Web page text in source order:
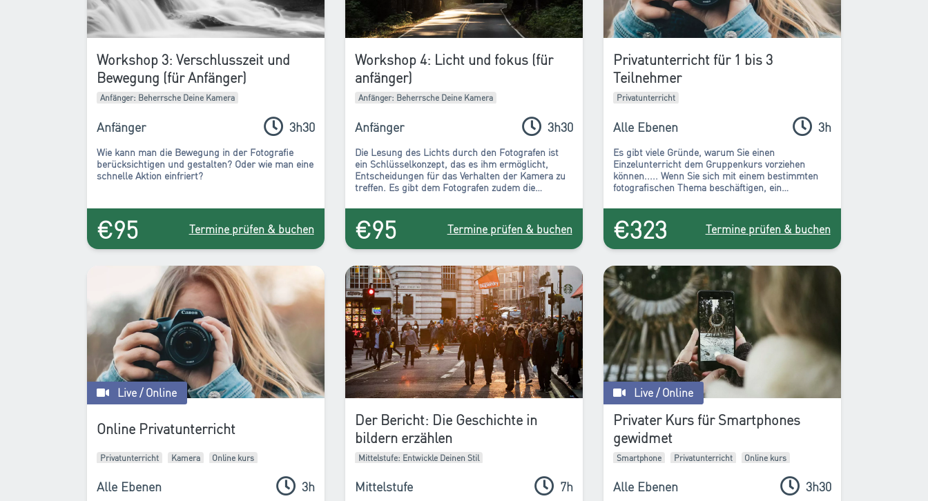
Workshop 3: Verschlusszeit und
Bewegung (für Anfänger)
Anfänger: Beherrsche Deine Kamera
Anfänger 3h30
Wie kann man die Bewegung in der Fotografie
berücksichtigen und gestalten? Oder wie man eine
schnelle Aktion einfriert?
€95 Termine prüfen & buchen
Workshop 4: Licht und fokus (für
anfänger)
Anfänger: Beherrsche Deine Kamera
Anfänger 3h30
Die Lesung des Lichts durch den Fotografen ist
ein Schlüsselkonzept, das es ihm ermöglicht,
Entscheidungen für das Verhalten der Kamera zu
treffen. Es gibt dem Fotografen zudem die
Schärfentiefe und Verschlusszeit auszudrücken.
€95 Termine prüfen & buchen
Privatunterricht für 1 bis 3
Teilnehmer
Privatunterricht
Alle Ebenen 3h
Es gibt viele Gründe, warum Sie einen
Einzelunterricht dem Gruppenkurs vorziehen
können..... Wenn Sie sich mit einem bestimmten
fotografischen Thema beschäftigen, ein
lösen oder sich einfach nicht dem Rhythmus einer
Gruppe unterwerfen wollen, ist die Wahl eines
individuellen Kurses definitiv zu empfehlen!
€323 Termine prüfen & buchen
Live / Online
Online Privatunterricht
Privatunterricht Kamera Online kurs
Alle Ebenen 3h
Der Bericht: Die Geschichte in
bildern erzählen
Mittelstufe: Entwickle Deinen Stil
Mittelstufe 7h
Live / Online
Privater Kurs für Smartphones
gewidmet
Smartphone Privatunterricht Online kurs
Alle Ebenen 3h30